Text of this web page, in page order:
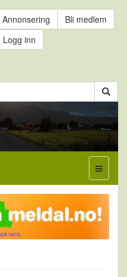
Annonsering
Bli medlem
Logg inn